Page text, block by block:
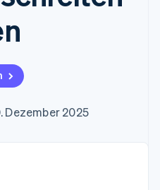
Data Pipeline
auf
um
So
2025